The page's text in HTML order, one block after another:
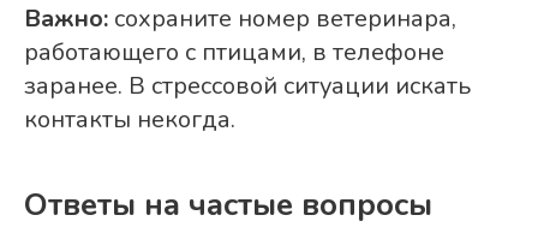
Важно: сохраните номер ветеринара,
работающего с птицами, в телефоне
заранее. В стрессовой ситуации искать
контакты некогда.
Ответы на частые вопросы